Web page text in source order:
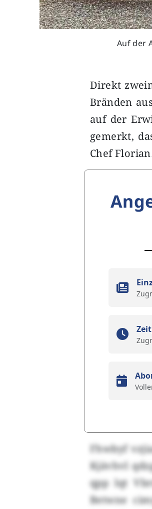
Auf der
Direkt
Bränden
auf der
gemerkt,
Chef
Fhwbyf
Kjävhvl
qpp lqt
Betwne